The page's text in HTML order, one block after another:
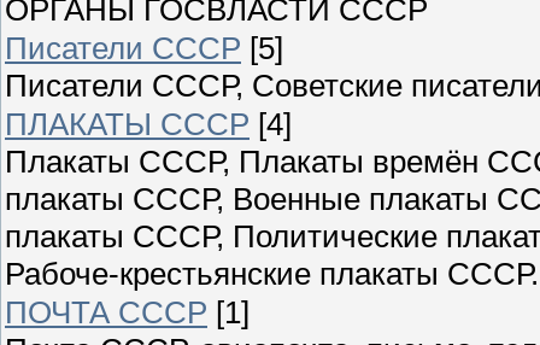
ОРГАНЫ ГОСВЛАСТИ СССР
Писатели СССР [5]
Писатели СССР, Советские
ПЛАКАТЫ СССР [4]
Плакаты СССР, Плакаты времён
плакаты СССР, Военные плакаты
плакаты СССР, Политические
Рабоче-крестьянские плакаты СССР.
ПОЧТА СССР [1]